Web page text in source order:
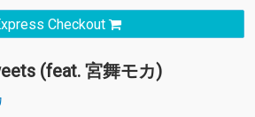
Checkout
(feat. 宮舞モカ)